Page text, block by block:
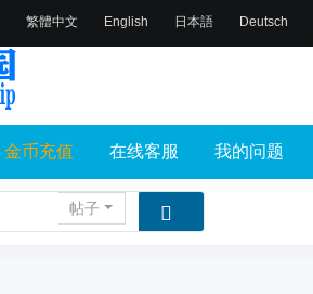
繁體中文 English 日本語 Deutsch
金币充值 在线客服 我的问题
帖子